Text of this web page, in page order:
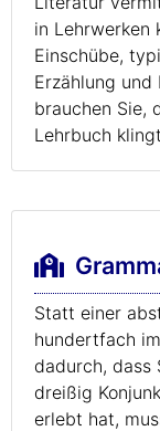
in Lehrwerken
Einschübe,
Erzählung und
brauchen Sie,
Lehrbuch
Statt einer
hundertfach
dadurch, dass
dreißig
erlebt hat,